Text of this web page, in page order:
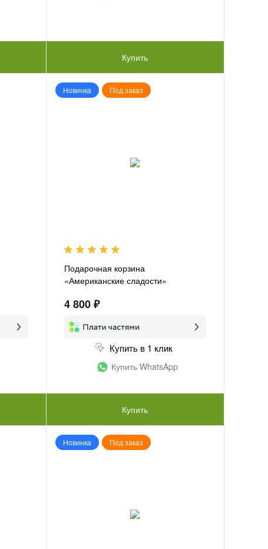
Купить
Новинка Под заказ
Подарочная корзина
«Американские сладости»
4 800 ₽
Купить в 1 клик
Купить WhatsApp
Купить
Новинка Под заказ